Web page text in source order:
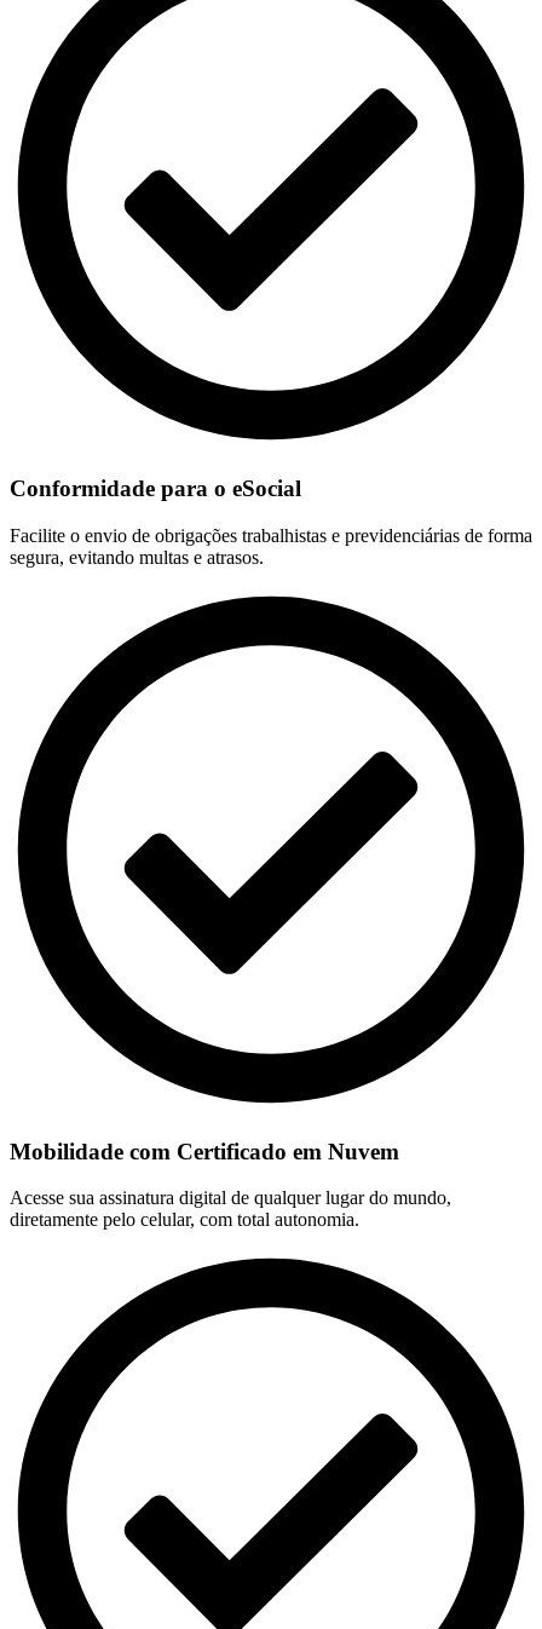
Conformidade para o eSocial
Facilite o envio de obrigações trabalhistas e previdenciárias de forma
segura, evitando multas e atrasos.
Mobilidade com Certificado em Nuvem
Acesse sua assinatura digital de qualquer lugar do mundo,
diretamente pelo celular, com total autonomia.